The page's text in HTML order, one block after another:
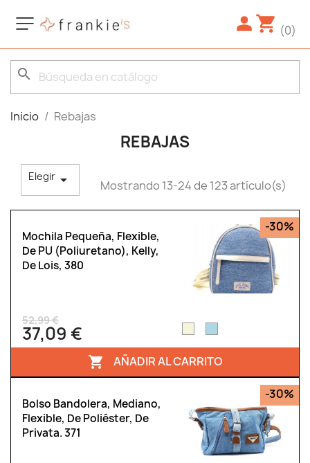
(0)
search
Inicio Rebajas
REBAJAS
Elegir  Mostrando 13-24 de 123 artículo(s)
Mochila Pequeña, Flexible,
De PU (poliuretano), Kelly,
De Lois, 380
52,99 €
37,09 €
-30%
 AÑADIR AL CARRITO
Bolso Bandolera, Mediano,
Flexible, De Poliéster, De
Privata. 371
-30%